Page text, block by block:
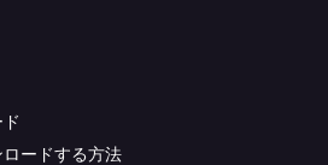
ードする方法